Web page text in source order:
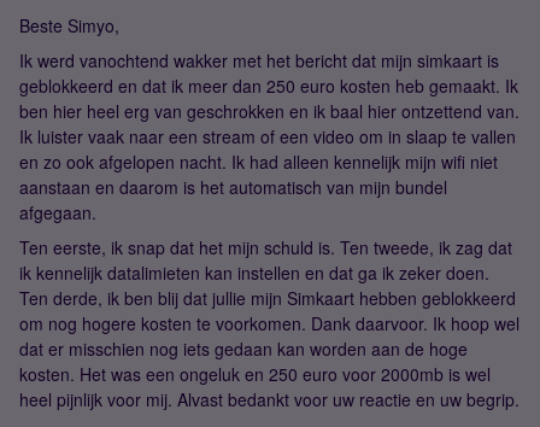
Beste Simyo,
Ik werd vanochtend wakker met het bericht dat mijn simkaart is
geblokkeerd en dat ik meer dan 250 euro kosten heb gemaakt. Ik
ben hier heel erg van geschrokken en ik baal hier ontzettend van.
Ik luister vaak naar een stream of een video om in slaap te vallen
en zo ook afgelopen nacht. Ik had alleen kennelijk mijn wifi niet
aanstaan en daarom is het automatisch van mijn bundel
afgegaan.
Ten eerste, ik snap dat het mijn schuld is. Ten tweede, ik zag dat
ik kennelijk datalimieten kan instellen en dat ga ik zeker doen.
Ten derde, ik ben blij dat jullie mijn Simkaart hebben geblokkeerd
om nog hogere kosten te voorkomen. Dank daarvoor. Ik hoop wel
dat er misschien nog iets gedaan kan worden aan de hoge
kosten. Het was een ongeluk en 250 euro voor 2000mb is wel
heel pijnlijk voor mij. Alvast bedankt voor uw reactie en uw begrip.